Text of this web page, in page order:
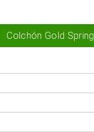
Colchón Gold Spring